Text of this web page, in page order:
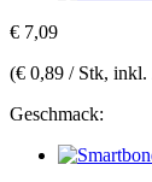
€ 7,09
(€ 0,89 / Stk, inkl.
Geschmack: